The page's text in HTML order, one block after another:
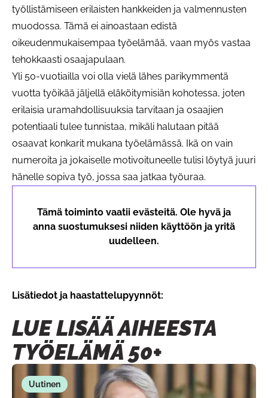
työllistämiseen erilaisten hankkeiden ja valmennusten
muodossa. Tämä ei ainoastaan edistä
oikeudenmukaisempaa työelämää, vaan myös vastaa
tehokkaasti osaajapulaan.
Yli 50-vuotiailla voi olla vielä lähes parikymmentä
vuotta työikää jäljellä eläköitymisiän kohotessa, joten
erilaisia uramahdollisuuksia tarvitaan ja osaajien
potentiaali tulee tunnistaa, mikäli halutaan pitää
osaavat konkarit mukana työelämässä. Ikä on vain
numeroita ja jokaiselle motivoituneelle tulisi löytyä juuri
hänelle sopiva työ, jossa saa jatkaa työuraa.
Tämä toiminto vaatii evästeitä. Ole hyvä ja
anna suostumuksesi niiden käyttöön ja yritä
uudelleen.
Lisätiedot ja haastattelupyynnöt:
LUE LISÄÄ AIHEESTA
TYÖELÄMÄ 50+
Uutinen